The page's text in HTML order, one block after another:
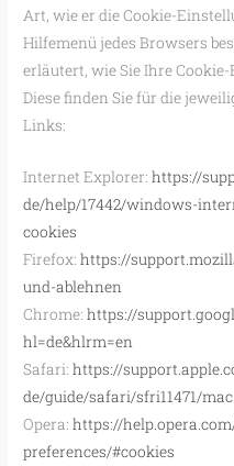
Art, wie er die Cookie-
Hilfemenü jedes Browsers
erläutert, wie Sie Ihre
Diese finden Sie für die
Links:
Internet Explorer:https://
de/help/17442/windows-
cookies
Firefox:https://
und-ablehnen
Chrome:https://
hl=de&hlrm=en
Safari:https://
de/guide/safari/sfri11471/mac
Opera:https://
preferences/#cookies